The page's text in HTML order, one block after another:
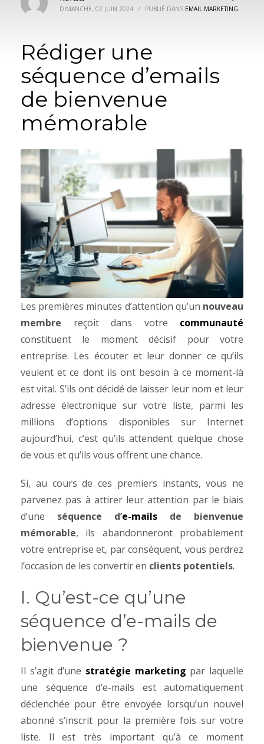
DIMANCHE, 02 JUIN 2024 / PUBLIÉ DANS EMAIL MARKETING
Rédiger une
séquence d’emails
de bienvenue
mémorable
Les premières minutes d’attention qu’un nouveau
membre reçoit dans votre communauté
constituent le moment décisif pour votre
entreprise. Les écouter et leur donner ce qu’ils
veulent et ce dont ils ont besoin à ce moment-là
est vital. S’ils ont décidé de laisser leur nom et leur
adresse électronique sur votre liste, parmi les
millions d’options disponibles sur Internet
aujourd’hui, c’est qu’ils attendent quelque chose
de vous et qu’ils vous offrent une chance.
Si, au cours de ces premiers instants, vous ne
parvenez pas à attirer leur attention par le biais
d’une séquence d’e-mails de bienvenue
mémorable, ils abandonneront probablement
votre entreprise et, par conséquent, vous perdrez
l’occasion de les convertir en clients potentiels.
I. Qu’est-ce qu’une
séquence d’e-mails de
bienvenue ?
Il s’agit d’une stratégie marketing par laquelle
une séquence d’e-mails est automatiquement
déclenchée pour être envoyée lorsqu’un nouvel
abonné s’inscrit pour la première fois sur votre
liste. Il est très important qu’à ce moment